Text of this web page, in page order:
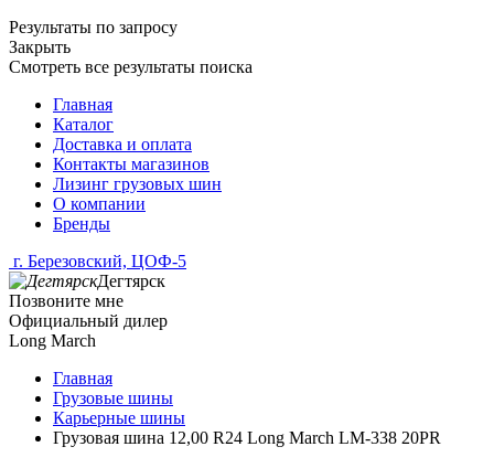
Результаты по запросу
Закрыть
Смотреть все результаты поиска
Главная
Каталог
Доставка и оплата
Контакты магазинов
Лизинг грузовых шин
О компании
Бренды
г. Березовский, ЦОФ-5
Дегтярск
Позвоните мне
Официальный дилер
Long March
Главная
Грузовые шины
Карьерные шины
Грузовая шина 12,00 R24 Long March LM-338 20PR